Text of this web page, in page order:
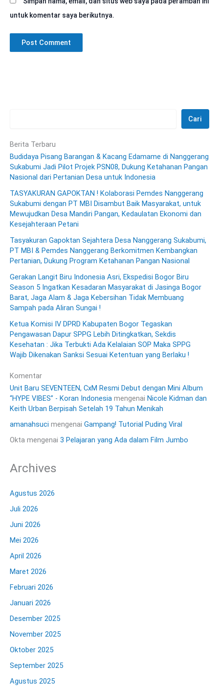
untuk komentar saya berikutnya.
Cari
Berita Terbaru
Budidaya Pisang Barangan & Kacang Edamame di Nanggerang
Sukabumi Jadi Pilot Projek PSN08, Dukung Ketahanan Pangan
Nasional dari Pertanian Desa untuk Indonesia
TASYAKURAN GAPOKTAN ! Kolaborasi Pemdes Nanggerang
Sukabumi dengan PT MBI Disambut Baik Masyarakat, untuk
Mewujudkan Desa Mandiri Pangan, Kedaulatan Ekonomi dan
Kesejahteraan Petani
Tasyakuran Gapoktan Sejahtera Desa Nanggerang Sukabumi,
PT MBI & Pemdes Nanggerang Berkomitmen Kembangkan
Pertanian, Dukung Program Ketahanan Pangan Nasional
Gerakan Langit Biru Indonesia Asri, Ekspedisi Bogor Biru
Season 5 Ingatkan Kesadaran Masyarakat di Jasinga Bogor
Barat, Jaga Alam & Jaga Kebersihan Tidak Membuang
Sampah pada Aliran Sungai !
Ketua Komisi IV DPRD Kabupaten Bogor Tegaskan
Pengawasan Dapur SPPG Lebih Ditingkatkan, Sekdis
Kesehatan : Jika Terbukti Ada Kelalaian SOP Maka SPPG
Wajib Dikenakan Sanksi Sesuai Ketentuan yang Berlaku !
Komentar
Unit Baru SEVENTEEN, CxM Resmi Debut dengan Mini Album
“HYPE VIBES” - Koran Indonesia mengenai Nicole Kidman dan
Keith Urban Berpisah Setelah 19 Tahun Menikah
amanahsuci mengenai Gampang! Tutorial Puding Viral
Okta mengenai 3 Pelajaran yang Ada dalam Film Jumbo
Archives
Agustus 2026
Juli 2026
Juni 2026
Mei 2026
April 2026
Maret 2026
Februari 2026
Januari 2026
Desember 2025
November 2025
Oktober 2025
September 2025
Agustus 2025